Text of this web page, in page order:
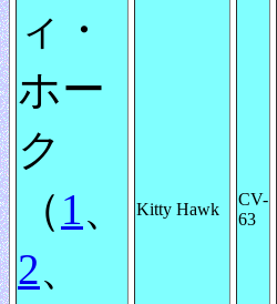
ィ・
ホー
ク
（ 1、
2、
Kitty Hawk
CV-
63